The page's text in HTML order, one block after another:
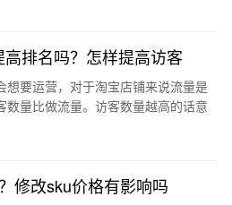
排名吗？怎样提高访客
想要运营，对于淘宝店铺来说流量是
数量比做流量。访客数量越高的话意
修改sku价格有影响吗